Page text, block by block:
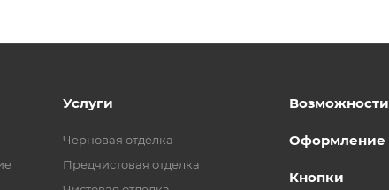
Услуги
Черновая отделка
Предчистовая отделка
Возможности
Оформление
Кнопки